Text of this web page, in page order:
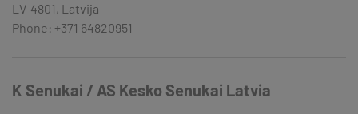
LV-4801, Latvija
Phone: +371 64820951
K Senukai / AS Kesko Senukai Latvia